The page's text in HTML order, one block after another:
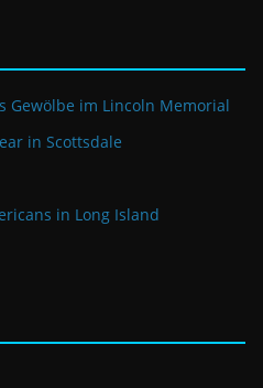
Gewölbe im Lincoln Memorial
in Scottsdale
in Long Island